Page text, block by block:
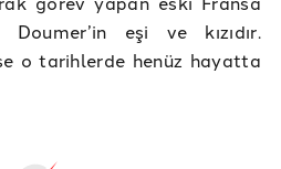
Doumer’in eşi ve kızıdır.
o tarihlerde henüz hayatta